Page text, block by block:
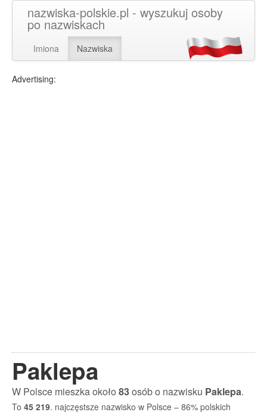
nazwiska-polskie.pl - wyszukuj osoby
po nazwiskach
Imiona Nazwiska
Advertising:
Paklepa
W Polsce mieszka około83osób o nazwisku Paklepa.
To 45 219. najczęstsze nazwisko w Polsce – 86% polskich